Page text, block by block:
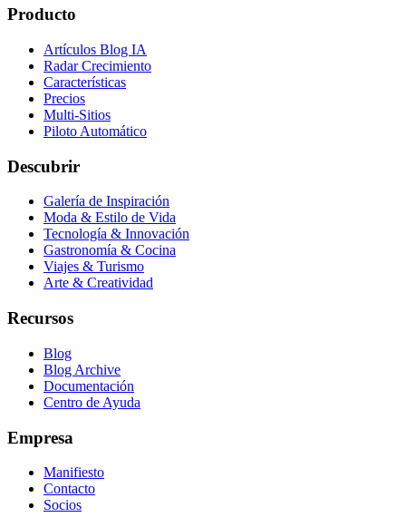
Producto
Artículos Blog IA
Radar Crecimiento
Características
Precios
Multi-Sitios
Piloto Automático
Descubrir
Galería de Inspiración
Moda & Estilo de Vida
Tecnología & Innovación
Gastronomía & Cocina
Viajes & Turismo
Arte & Creatividad
Recursos
Blog
Blog Archive
Documentación
Centro de Ayuda
Empresa
Manifiesto
Contacto
Socios